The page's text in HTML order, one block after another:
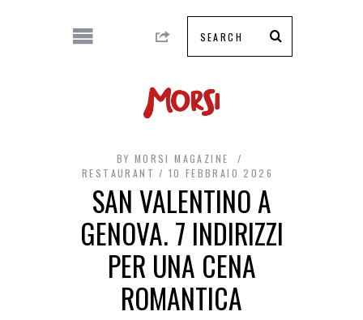
BY MORSI MAGAZINE
RESTAURANT
10 FEBBRAIO 2026
SAN VALENTINO A
GENOVA. 7 INDIRIZZI
PER UNA CENA
ROMANTICA